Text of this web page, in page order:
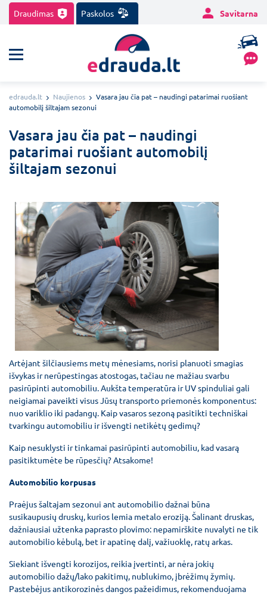
Draudimas Paskolos Savitarna
edrauda.lt Naujienos
Vasara jau čia pat – naudingi patarimai ruošiant
automobilį šiltajam sezonui
Vasara jau čia pat – naudingi
patarimai ruošiant automobilį
šiltajam sezonui
Artėjant šilčiausiems metų mėnesiams, norisi planuoti smagias
išvykas ir nerūpestingas atostogas, tačiau ne mažiau svarbu
pasirūpinti automobiliu. Aukšta temperatūra ir UV spinduliai gali
neigiamai paveikti visus Jūsų transporto priemonės komponentus:
nuo variklio iki padangų. Kaip vasaros sezoną pasitikti techniškai
tvarkingu automobiliu ir išvengti netikėtų gedimų?
Kaip nesuklysti ir tinkamai pasirūpinti automobiliu, kad vasarą
pasitiktumėte be rūpesčių? Atsakome!
Automobilio korpusas
Praėjus šaltajam sezonui ant automobilio dažnai būna
susikaupusių druskų, kurios lemia metalo eroziją. Šalinant druskas,
dažniausiai užtenka paprasto plovimo: nepamirškite nuvalyti ne tik
automobilio kėbulą, bet ir apatinę dalį, važiuoklę, ratų arkas.
Siekiant išvengti korozijos, reikia įvertinti, ar nėra jokių
automobilio dažų/lako pakitimų, nublukimo, įbrėžimų žymių.
Pastebėjus antikorozinės dangos pažeidimus, rekomenduojama